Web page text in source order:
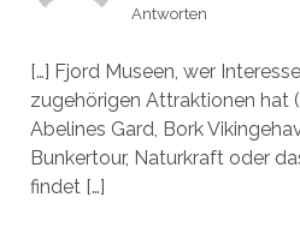
Antworten
[…] Fjord Museen, wer
zugehörigen Attraktionen hat
Abelines Gard, Bork
Bunkertour, Naturkraft oder
findet […]